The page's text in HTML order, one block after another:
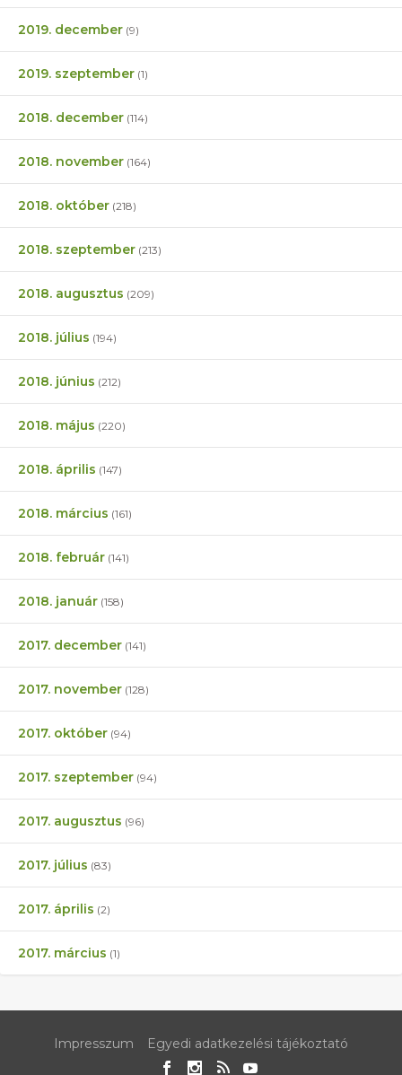
2019. december (9)
2019. szeptember (1)
2018. december (114)
2018. november (164)
2018. október (218)
2018. szeptember (213)
2018. augusztus (209)
2018. július (194)
2018. június (212)
2018. május (220)
2018. április (147)
2018. március (161)
2018. február (141)
2018. január (158)
2017. december (141)
2017. november (128)
2017. október (94)
2017. szeptember (94)
2017. augusztus (96)
2017. július (83)
2017. április (2)
2017. március (1)
Impresszum Egyedi adatkezelési tájékoztató